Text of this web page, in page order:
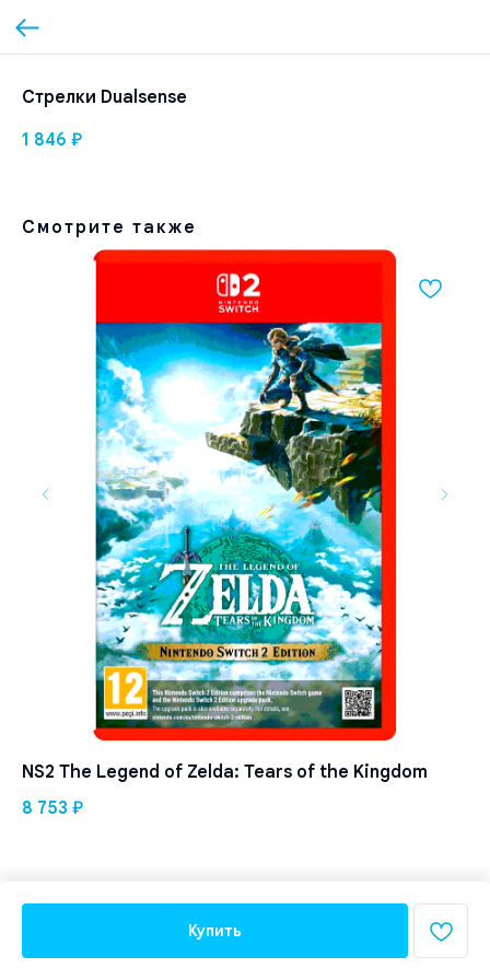
Стрелки Dualsense
1 846 ₽
Купить
Смотрите также
NS2 The Legend of Zelda: Tears of the Kingdom
8 753 ₽